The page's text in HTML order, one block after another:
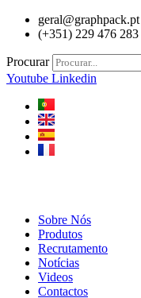
Pular
para
conteúdo
geral@graphpack.pt
(+351) 229 476 283
Procurar
Youtube Linkedin
Sobre Nós
Produtos
Recrutamento
Notícias
Videos
Contactos